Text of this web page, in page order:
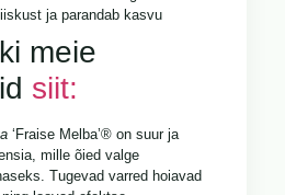
ja parandab kasvu
meie
siit:
‘Fraise Melba’® on suur ja
mille õied valge
Tugevad varred hoiavad